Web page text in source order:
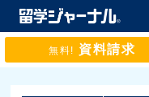
無料! 資料請求